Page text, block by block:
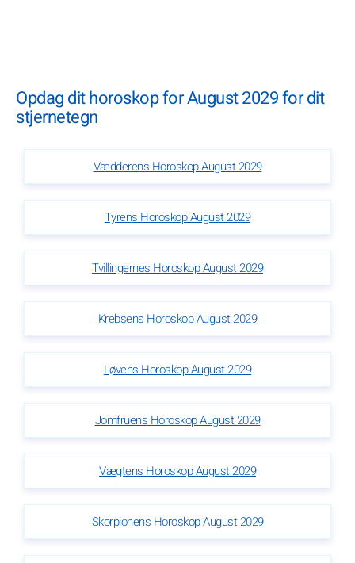
Opdag dit horoskop for August 2029 for dit
stjernetegn
Vædderens Horoskop August 2029
Tyrens Horoskop August 2029
Tvillingernes Horoskop August 2029
Krebsens Horoskop August 2029
Løvens Horoskop August 2029
Jomfruens Horoskop August 2029
Vægtens Horoskop August 2029
Skorpionens Horoskop August 2029